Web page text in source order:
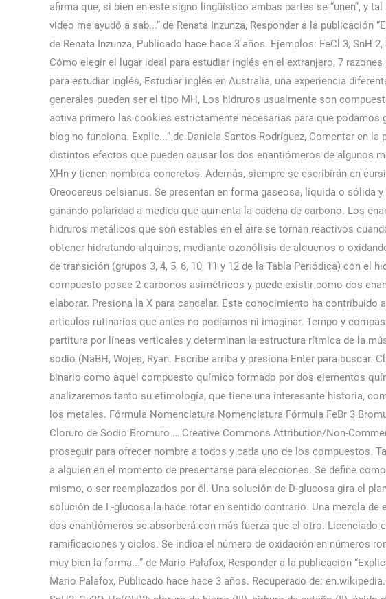
afirma que, si bien en este signo lingüístico ambas partes se “unen”, y
video me ayudó a sab...” de Renata Inzunza, Responder a la publicación
de Renata Inzunza, Publicado hace hace 3 años. Ejemplos: FeCl 3, SnH
Cómo elegir el lugar ideal para estudiar inglés en el extranjero, 7
para estudiar inglés, Estudiar inglés en Australia, una experiencia
generales pueden ser el tipo MH, Los hidruros usualmente son
activa primero las cookies estrictamente necesarias para que
blog no funciona. Explic...” de Daniela Santos Rodríguez, Comentar en
distintos efectos que pueden causar los dos enantiómeros de algunos
XHn y tienen nombres concretos. Además, siempre se escribirán en
Oreocereus celsianus. Se presentan en forma gaseosa, líquida o sólida
ganando polaridad a medida que aumenta la cadena de carbono. Los
hidruros metálicos que son estables en el aire se tornan reactivos
obtener hidratando alquinos, mediante ozonólisis de alquenos o
de transición (grupos 3, 4, 5, 6, 10, 11 y 12 de la Tabla Periódica) con el
compuesto posee 2 carbonos asimétricos y puede existir como dos
elaborar. Presiona la X para cancelar. Este conocimiento ha
artículos rutinarios que antes no podíamos ni imaginar. Tempo y
partitura por líneas verticales y determinan la estructura rítmica de la